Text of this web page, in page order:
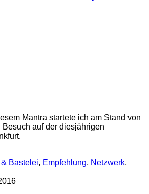
Mantra startete ich am Stand von
Besuch auf der diesjährigen
& Bastelei, Empfehlung, Netzwerk,